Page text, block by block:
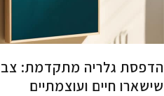
הדפסת גלריה מתקדמת:
שישארו חיים ועוצמתיים